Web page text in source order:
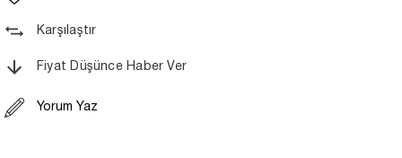
Karşılaştır
Fiyat Düşünce Haber Ver
Yorum Yaz